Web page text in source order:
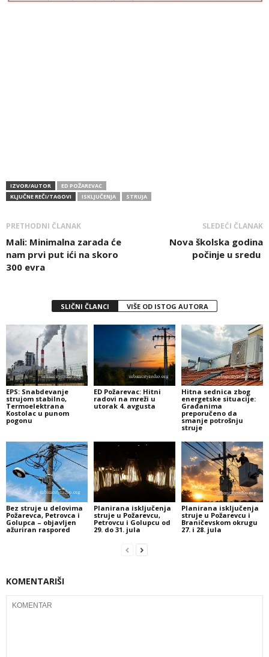
IZVOR/AUTOR
ED POŽAREVAC
KLJUČNE REČI/TAGOVI
ISKLJUČENJA STRUJA
PRETHODNI ČLANAK
Mali: Minimalna zarada će
nam prvi put ići na skoro
300 evra
SLEDEĆI ČLANAK
Nova školska godina
počinje u sredu
SLIČNI ČLANCI VIŠE OD ISTOG AUTORA
EPS: Snabdevanje
strujom stabilno,
Termoelektrana
Kostolac u punom
pogonu
ED Požarevac: Hitni
radovi na mreži u
utorak 4. avgusta
Hitna sednica zbog
energetske situacije:
Građanima
preporučeno da
smanje potrošnju
struje
Bez struje u delovima
Požarevca, Petrovca i
Golupca – objavljen
ažuriran raspored
Planirana isključenja
struje u Požarevcu,
Petrovcu i Golupcu od
29. do 31. jula
Planirana isključenja
struje u Požarevcu i
Braničevskom okrugu
27. i 28. jula
KOMENTARIŠI